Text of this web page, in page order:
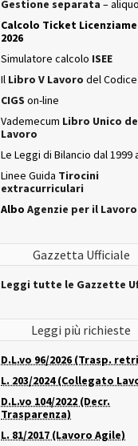
Gestione separata –
Calcolo Ticket
2026
Simulatore calcolo ISEE
Il Libro V Lavoro del
CIGS on-line
Vademecum Libro Unico
Lavoro
Le Leggi di Bilancio dal 1999
Linee Guida Tirocini
extracurriculari
Albo Agenzie per il Lavoro
Gazzetta Ufficiale
Leggi tutte le Gazzette
Leggi più richieste
D.L.vo 96/2026 (Trasp.
L. 203/2024 (Collegato
D.L.vo 104/2022 (Decr.
Trasparenza)
L. 81/2017 (Lavoro Agile)